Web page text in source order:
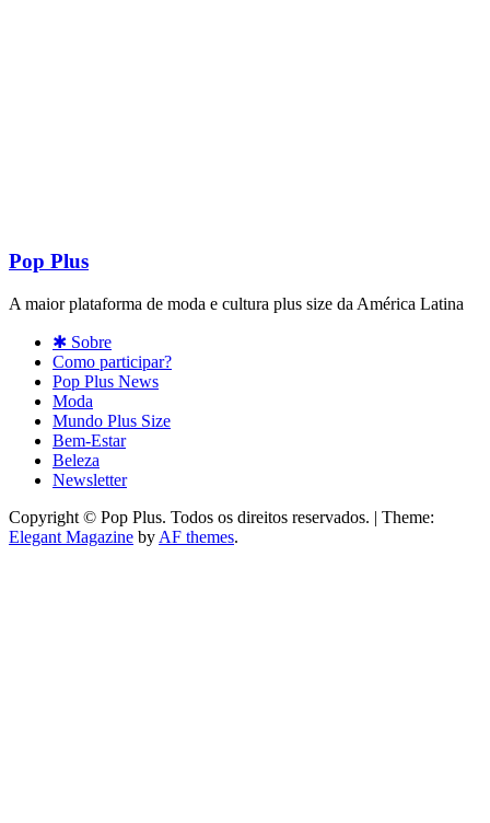
Pop Plus
A maior plataforma de moda e cultura plus size da América Latina
✱ Sobre
Como participar?
Pop Plus News
Moda
Mundo Plus Size
Bem-Estar
Beleza
Newsletter
Copyright © Pop Plus. Todos os direitos reservados. | Theme:
Elegant Magazine by AF themes.